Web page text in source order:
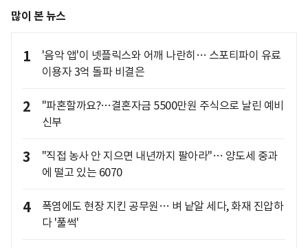
많이 본 뉴스
1
'음악 앱'이 넷플릭스와 어깨 나란히… 스포티파이 유료
이용자 3억 돌파 비결은
2
"파혼할까요?…결혼자금 5500만원 주식으로 날린 예비
신부
3
"직접 농사 안 지으면 내년까지 팔아라"… 양도세 중과
에 떨고 있는 6070
4
폭염에도 현장 지킨 공무원… 벼 낱알 세다, 화재 진압하
다 '풀썩'